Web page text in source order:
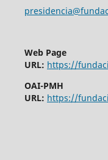
Web Page
URL: https://
OAI-PMH
URL: https://